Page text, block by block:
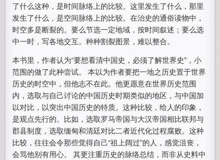
了什么这种，是时间脉络上的比较。这里发生了什么，那里
发生了什么，是空间脉络上的比较。在治史的通俗读物中，
时空多是断裂的。要么节选一定地域，按时间叙述；要么选
中一时，写各地交互。种种割裂图景，难以整合。
本书里，作者认为“要想看清中国史，必须了解世界史”，小
范围的做了此种尝试。 本以为作者要把一地之历史置于世界
历史的时空中，但他志不在此。他更愿意在世界历史范围
内，选取与自己讨论的中国历史时期类似的地区，与中国加
以对比，以突出中国历史的特质。这种比较，给人的印象，
是观点先行的。比如，选取罗马帝国与大汉帝国相比联邦与
郡县制度，选取缅甸和清廷对比二者近代化过程腐败。这种
比较，往往会令那些觉得自己“祖上阔过”的人，感觉沮丧，
会骂他别有用心。 其更注重历史的脉络总结，而非从史料中